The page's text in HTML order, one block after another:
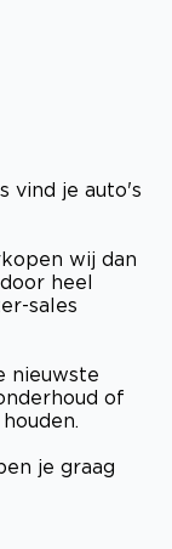
vind je auto's
wij dan
heel
sales
nieuwste
of
je graag